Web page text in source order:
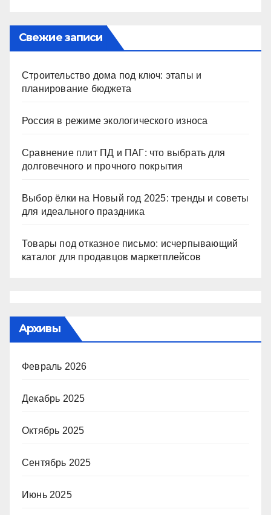
Свежие записи
Строительство дома под ключ: этапы и
планирование бюджета
Россия в режиме экологического износа
Сравнение плит ПД и ПАГ: что выбрать для
долговечного и прочного покрытия
Выбор ёлки на Новый год 2025: тренды и советы
для идеального праздника
Товары под отказное письмо: исчерпывающий
каталог для продавцов маркетплейсов
Архивы
Февраль 2026
Декабрь 2025
Октябрь 2025
Сентябрь 2025
Июнь 2025